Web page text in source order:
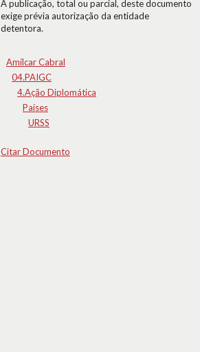
A publicação, total ou parcial, deste documento
exige prévia autorização da entidade
detentora.
Amílcar Cabral
04.PAIGC
4.Ação Diplomática
Países
URSS
Citar Documento